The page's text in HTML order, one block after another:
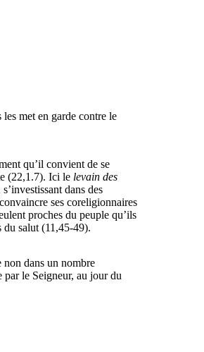
met en garde contre le
qu’il convient de se
(22,1.7). Ici le levain des
dans des
ses coreligionnaires
proches du peuple qu’ils
du salut (11,45-49).
non dans un nombre
par le Seigneur, au jour du